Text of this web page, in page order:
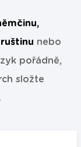
ruštinu nebo
pořádně,
složte